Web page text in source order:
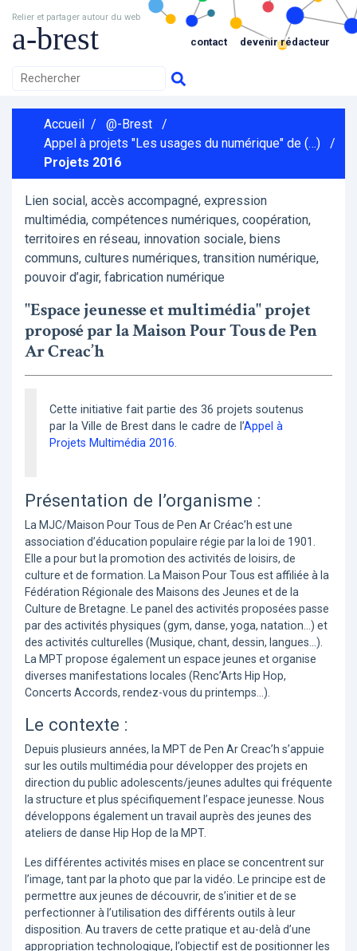
Relier et partager autour du web
a-brest contact devenir rédacteur
Accueil / @-Brest
/
Appel à projets "Les usages du numérique" de (…)
/
Projets 2016
Lien social, accès accompagné, expression
multimédia, compétences numériques, coopération,
territoires en réseau, innovation sociale, biens
communs, cultures numériques, transition numérique,
pouvoir d’agir, fabrication numérique
"Espace jeunesse et multimédia" projet
proposé par la Maison Pour Tous de Pen
Ar Creac’h
Cette initiative fait partie des 36 projets soutenus
par la Ville de Brest dans le cadre de l’Appel à
Projets Multimédia 2016.
Présentation de l’organisme :
La MJC/Maison Pour Tous de Pen Ar Créac’h est une
association d’éducation populaire régie par la loi de 1901.
Elle a pour but la promotion des activités de loisirs, de
culture et de formation. La Maison Pour Tous est affiliée à la
Fédération Régionale des Maisons des Jeunes et de la
Culture de Bretagne. Le panel des activités proposées passe
par des activités physiques (gym, danse, yoga, natation…) et
des activités culturelles (Musique, chant, dessin, langues…).
La MPT propose également un espace jeunes et organise
diverses manifestations locales (Renc’Arts Hip Hop,
Concerts Accords, rendez-vous du printemps…).
Le contexte :
Depuis plusieurs années, la MPT de Pen Ar Creac’h s’appuie
sur les outils multimédia pour développer des projets en
direction du public adolescents/jeunes adultes qui fréquente
la structure et plus spécifiquement l’espace jeunesse. Nous
développons également un travail auprès des jeunes des
ateliers de danse Hip Hop de la MPT.
Les différentes activités mises en place se concentrent sur
l’image, tant par la photo que par la vidéo. Le principe est de
permettre aux jeunes de découvrir, de s’initier et de se
perfectionner à l’utilisation des différents outils à leur
disposition. Au travers de cette pratique et au-delà d’une
appropriation technologique, l’objectif est de positionner les